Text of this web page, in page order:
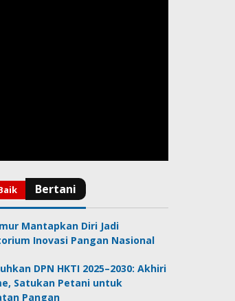
Mantapkan Diri Jadi
Inovasi Pangan Nasional
DPN HKTI 2025–2030: Akhiri
Satukan Petani untuk
Pangan